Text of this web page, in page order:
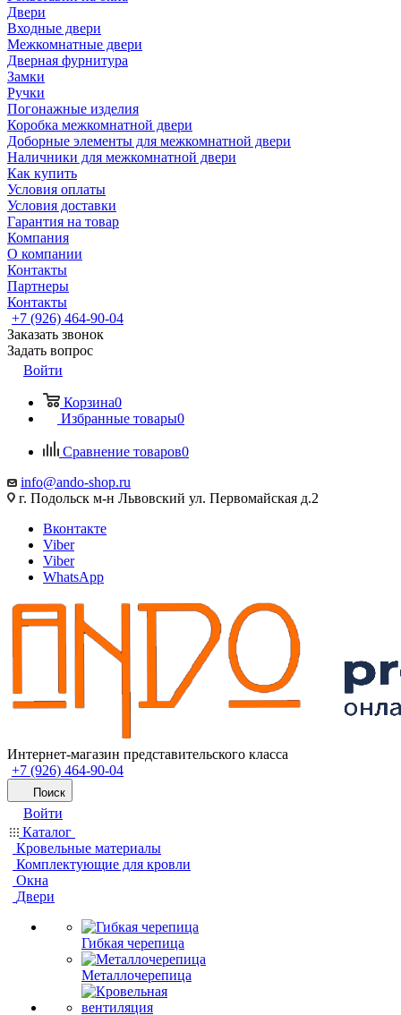
Двери
Входные двери
Межкомнатные двери
Дверная фурнитура
Замки
Ручки
Погонажные изделия
Коробка межкомнатной двери
Доборные элементы для межкомнатной двери
Наличники для межкомнатной двери
Как купить
Условия оплаты
Условия доставки
Гарантия на товар
Компания
О компании
Контакты
Партнеры
Контакты
+7 (926) 464-90-04
Заказать звонок
Задать вопрос
Войти
Корзина0
Избранные товары0
Сравнение товаров0
info@ando-shop.ru
г. Подольск м-н Львовский ул. Первомайская д.2
Вконтакте
Viber
Viber
WhatsApp
Интернет-магазин представительского класса
+7 (926) 464-90-04
Поиск
Войти
Каталог
Кровельные материалы
Комплектующие для кровли
Окна
Двери
Гибкая черепица
Металлочерепица